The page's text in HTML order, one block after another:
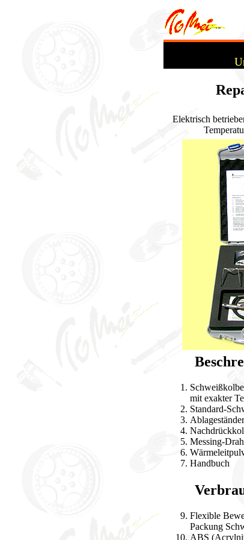
Elektrisch
mit exakter
Standard-
Messing-
Handbuch
Flexible
Packung
ABS